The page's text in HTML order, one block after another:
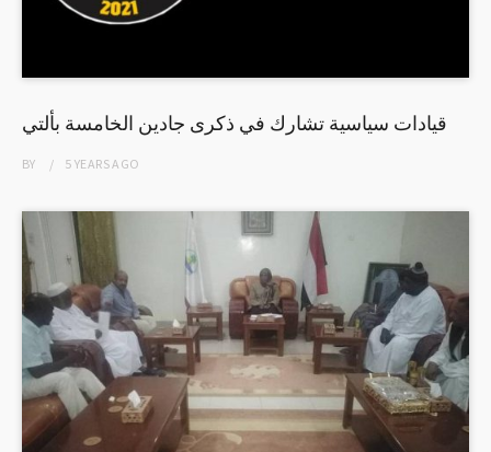
قيادات سياسية تشارك في ذكرى جادين الخامسة بألتي
BY 5 YEARSAGO